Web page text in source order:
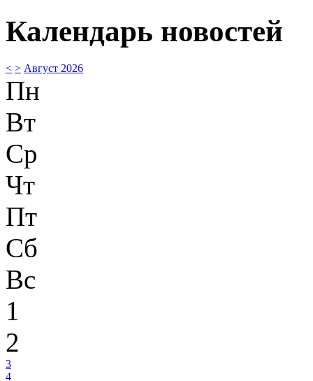
Календарь новостей
< > Август 2026
Пн
Вт
Ср
Чт
Пт
Сб
Вс
1
2
3
4